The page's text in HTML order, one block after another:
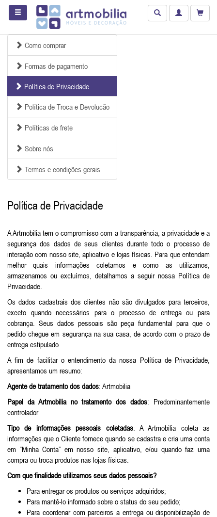
Como comprar
Formas de pagamento
Política de Privacidade
Política de Troca e Devolucão
Políticas de frete
Sobre nós
Termos e condições gerais
Política de Privacidade
A Artmobilia tem o compromisso com a transparência, a privacidade e a
segurança dos dados de seus clientes durante todo o processo de
interação com nosso site, aplicativo e lojas físicas. Para que entendam
melhor quais informações coletamos e como as utilizamos,
armazenamos ou excluímos, detalhamos a seguir nossa Política de
Privacidade.
Os dados cadastrais dos clientes não são divulgados para terceiros,
exceto quando necessários para o processo de entrega ou para
cobrança. Seus dados pessoais são peça fundamental para que o
pedido chegue em segurança na sua casa, de acordo com o prazo de
entrega estipulado.
A fim de facilitar o entendimento da nossa Política de Privacidade,
apresentamos um resumo:
Agente de tratamento dos dados: Artmobilia
Papel da Artmobilia no tratamento dos dados: Predominantemente
controlador
Tipo de informações pessoais coletadas: A Artmobilia coleta as
informações que o Cliente fornece quando se cadastra e cria uma conta
em “Minha Conta” em nosso site, aplicativo, e/ou quando faz uma
compra ou troca produtos nas lojas físicas.
Com que finalidade utilizamos seus dados pessoais?
Para entregar os produtos ou serviços adquiridos;
Para mantê-lo informado sobre o status do seu pedido;
Para coordenar com parceiros a entrega ou disponibilização de